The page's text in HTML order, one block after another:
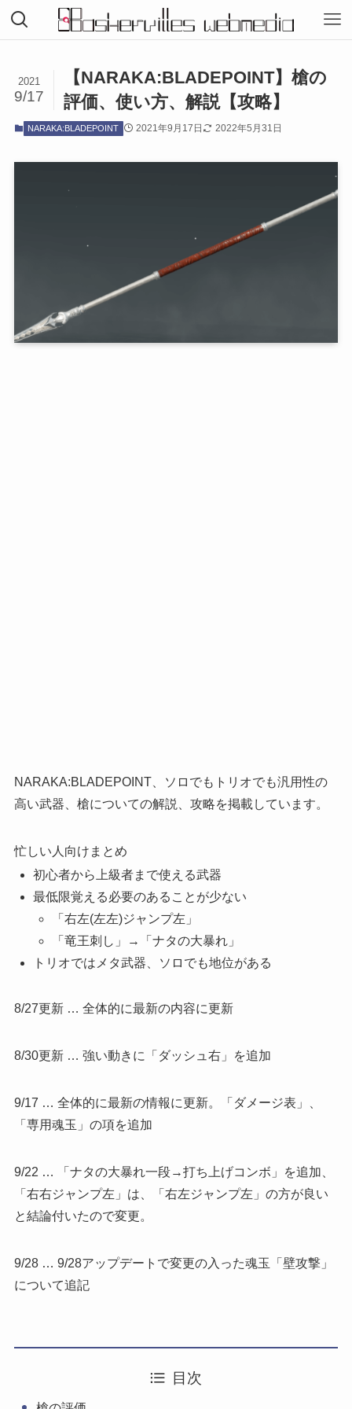
【NARAKA:BLADEPOINT】槍の
評価、使い方、解説【攻略】
2021
9/17
NARAKA:BLADEPOINT 2021年9月17日 2022年5月31日
NARAKA:BLADEPOINT、ソロでもトリオでも汎用性の
高い武器、槍についての解説、攻略を掲載しています。
忙しい人向けまとめ
初心者から上級者まで使える武器
最低限覚える必要のあることが少ない
「右左(左左)ジャンプ左」
「竜王刺し」→「ナタの大暴れ」
トリオではメタ武器、ソロでも地位がある
8/27更新 … 全体的に最新の内容に更新
8/30更新 … 強い動きに「ダッシュ右」を追加
9/17 … 全体的に最新の情報に更新。「ダメージ表」、
「専用魂玉」の項を追加
9/22 … 「ナタの大暴れ一段→打ち上げコンボ」を追加、
「右右ジャンプ左」は、「右左ジャンプ左」の方が良い
と結論付いたので変更。
9/28 … 9/28アップデートで変更の入った魂玉「壁攻撃」
について追記
目次